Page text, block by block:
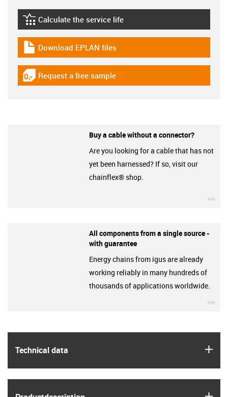
Technical data
igus-icon-lebensdauerrechner
Calculate the service life
igus-icon-download-plan
Download EPLAN files
igus-icon-gratismuster
Request a free sample
Buy a cable without a connector?
Are you looking for a cable that has not
yet been harnessed? If so, visit our
chainflex® shop.
All components from a single source -
with guarantee
Energy chains from igus are already
working reliably in many hundreds of
thousands of applications worldwide.